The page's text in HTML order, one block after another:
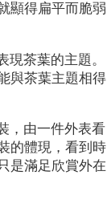
顯得扁平而脆弱
茶葉的主題。
與茶葉主題相得
，由一件外表看
的體現，看到時
是滿足欣賞外在